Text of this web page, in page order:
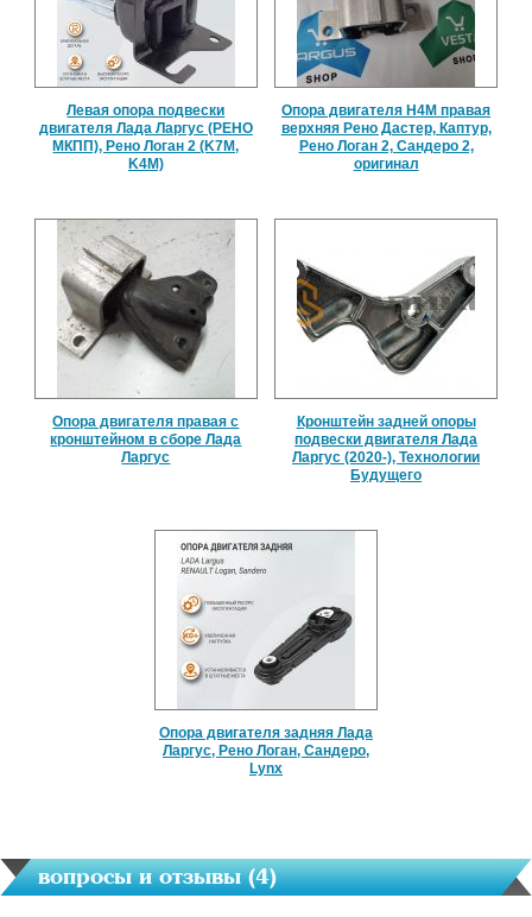
Левая опора подвески
двигателя Лада Ларгус (РЕНО
МКПП), Рено Логан 2 (K7M,
K4M)
Опора двигателя H4M правая
верхняя Рено Дастер, Каптур,
Рено Логан 2, Сандеро 2,
оригинал
Опора двигателя правая с
кронштейном в сборе Лада
Ларгус
Кронштейн задней опоры
подвески двигателя Лада
Ларгус (2020-), Технологии
Будущего
Опора двигателя задняя Лада
Ларгус, Рено Логан, Сандеро,
Lynx
вопросы и отзывы (4)